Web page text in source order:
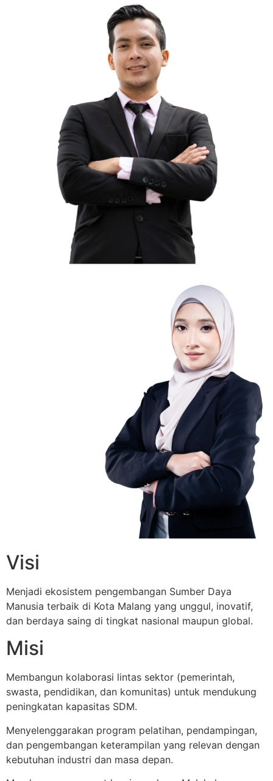
Visi
Menjadi ekosistem pengembangan Sumber Daya
Manusia terbaik di Kota Malang yang unggul, inovatif,
dan berdaya saing di tingkat nasional maupun global.
Misi
Membangun kolaborasi lintas sektor (pemerintah,
swasta, pendidikan, dan komunitas) untuk mendukung
peningkatan kapasitas SDM.
Menyelenggarakan program pelatihan, pendampingan,
dan pengembangan keterampilan yang relevan dengan
kebutuhan industri dan masa depan.